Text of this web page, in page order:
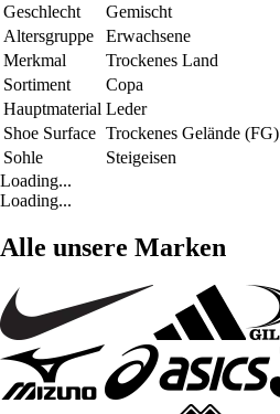
Geschlecht
Gemischt
Altersgruppe
Erwachsene
Merkmal
Trockenes Land
Sortiment
Copa
Hauptmaterial Leder
Shoe Surface Trockenes Gelände (FG)
Sohle
Steigeisen
Loading...
Loading...
Alle unsere Marken